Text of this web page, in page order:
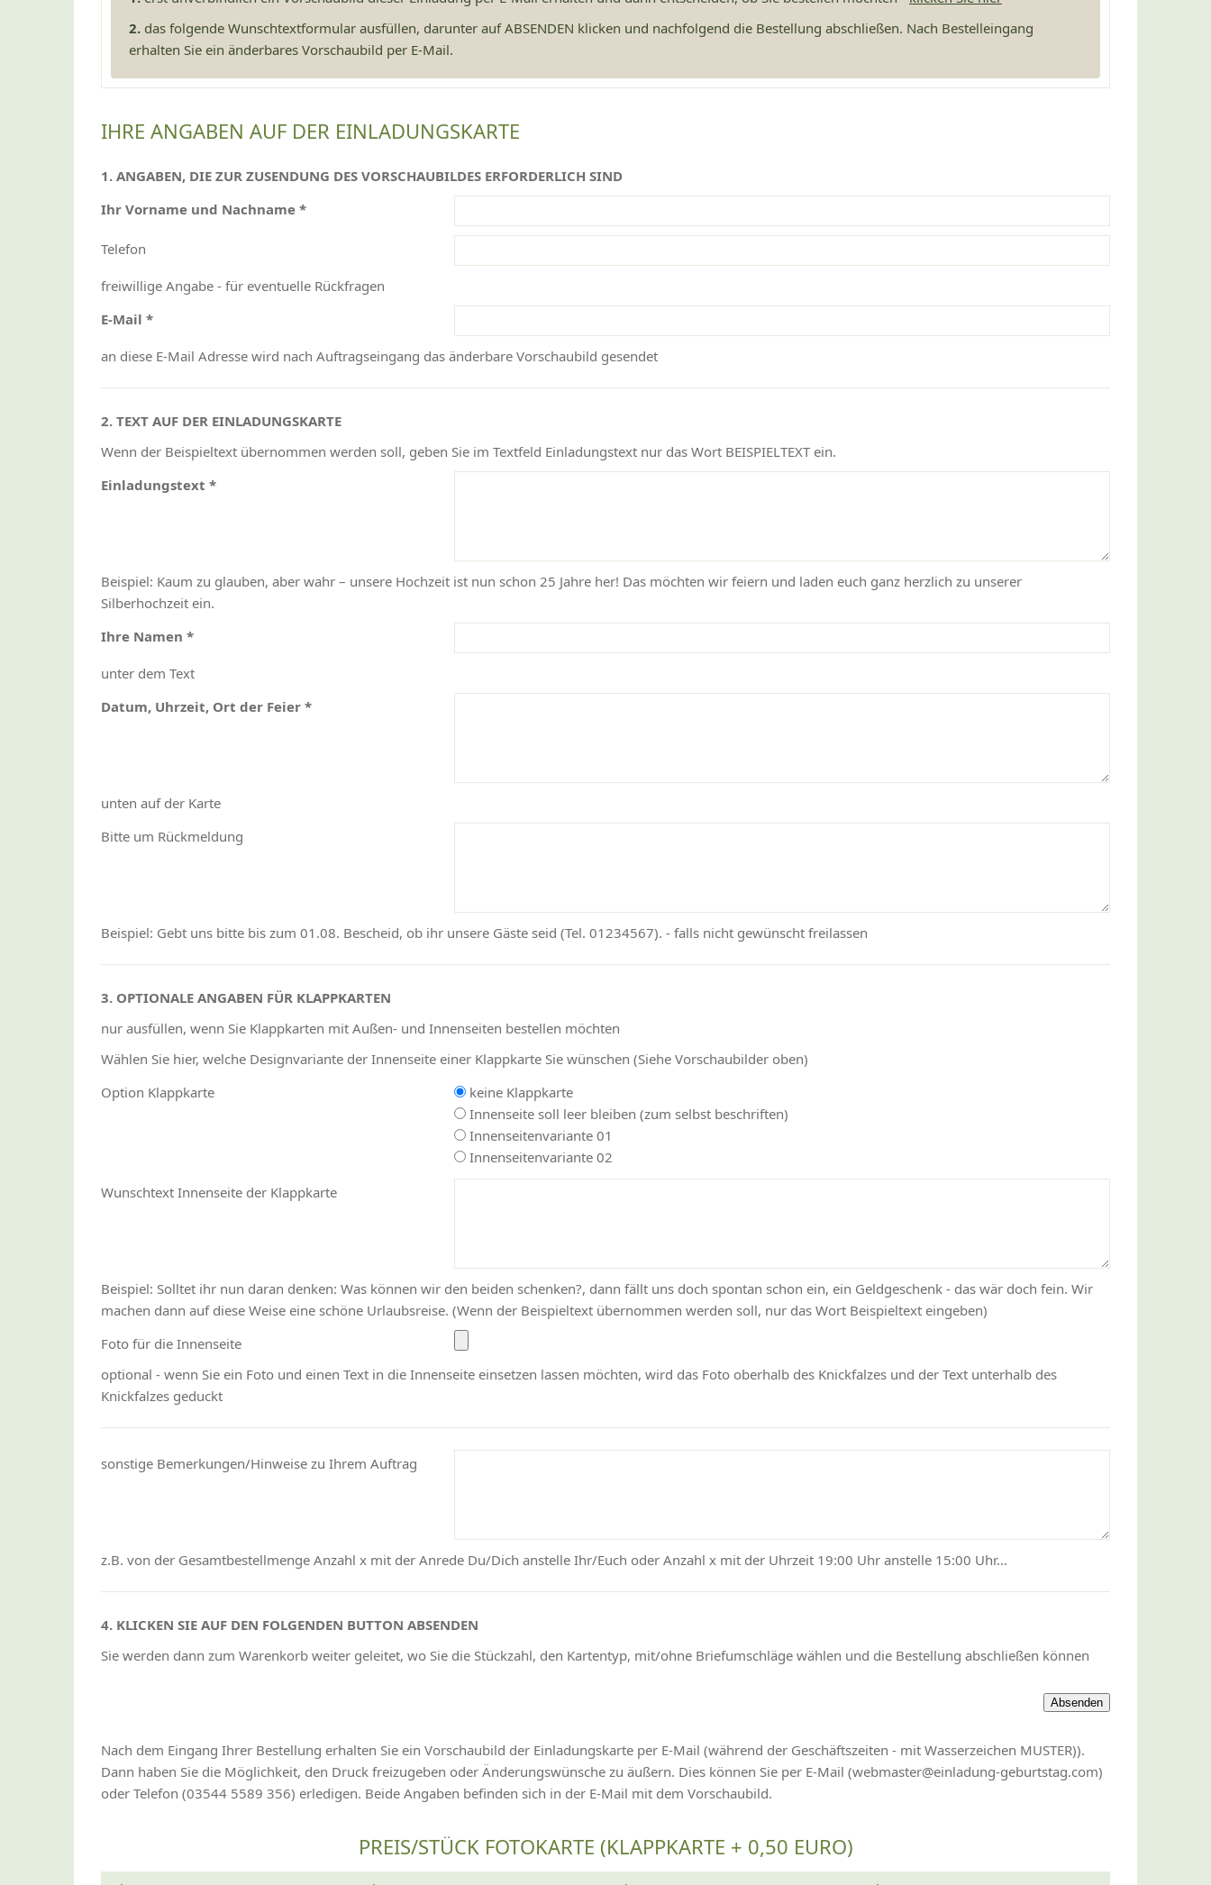
2. das folgende Wunschtextformular ausfüllen, darunter auf ABSENDEN klicken und nachfolgend die Bestellung abschließen. Nach Bestelleingang
erhalten Sie ein änderbares Vorschaubild per E-Mail.
IHRE ANGABEN AUF DER EINLADUNGSKARTE
1. ANGABEN, DIE ZUR ZUSENDUNG DES VORSCHAUBILDES ERFORDERLICH SIND
Ihr Vorname und Nachname *
Telefon
freiwillige Angabe - für eventuelle Rückfragen
E-Mail *
an diese E-Mail Adresse wird nach Auftragseingang das änderbare Vorschaubild gesendet
2. TEXT AUF DER EINLADUNGSKARTE
Wenn der Beispieltext übernommen werden soll, geben Sie im Textfeld Einladungstext nur das Wort BEISPIELTEXT ein.
Einladungstext *
Beispiel: Kaum zu glauben, aber wahr – unsere Hochzeit ist nun schon 25 Jahre her! Das möchten wir feiern und laden euch ganz herzlich zu unserer
Silberhochzeit ein.
Ihre Namen *
unter dem Text
Datum, Uhrzeit, Ort der Feier *
unten auf der Karte
Bitte um Rückmeldung
Beispiel: Gebt uns bitte bis zum 01.08. Bescheid, ob ihr unsere Gäste seid (Tel. 01234567). - falls nicht gewünscht freilassen
3. OPTIONALE ANGABEN FÜR KLAPPKARTEN
nur ausfüllen, wenn Sie Klappkarten mit Außen- und Innenseiten bestellen möchten
Wählen Sie hier, welche Designvariante der Innenseite einer Klappkarte Sie wünschen (Siehe Vorschaubilder oben)
Option Klappkarte
keine Klappkarte
Innenseite soll leer bleiben (zum selbst beschriften)
Innenseitenvariante 01
Innenseitenvariante 02
Wunschtext Innenseite der Klappkarte
Beispiel: Solltet ihr nun daran denken: Was können wir den beiden schenken?, dann fällt uns doch spontan schon ein, ein Geldgeschenk - das wär doch fein. Wir
machen dann auf diese Weise eine schöne Urlaubsreise. (Wenn der Beispieltext übernommen werden soll, nur das Wort Beispieltext eingeben)
Foto für die Innenseite
optional - wenn Sie ein Foto und einen Text in die Innenseite einsetzen lassen möchten, wird das Foto oberhalb des Knickfalzes und der Text unterhalb des
Knickfalzes geduckt
sonstige Bemerkungen/Hinweise zu Ihrem Auftrag
z.B. von der Gesamtbestellmenge Anzahl x mit der Anrede Du/Dich anstelle Ihr/Euch oder Anzahl x mit der Uhrzeit 19:00 Uhr anstelle 15:00 Uhr...
4. KLICKEN SIE AUF DEN FOLGENDEN BUTTON ABSENDEN
Sie werden dann zum Warenkorb weiter geleitet, wo Sie die Stückzahl, den Kartentyp, mit/ohne Briefumschläge wählen und die Bestellung abschließen können
Nach dem Eingang Ihrer Bestellung erhalten Sie ein Vorschaubild der Einladungskarte per E-Mail (während der Geschäftszeiten - mit Wasserzeichen MUSTER)).
Dann haben Sie die Möglichkeit, den Druck freizugeben oder Änderungswünsche zu äußern. Dies können Sie per E-Mail (webmaster@einladung-geburtstag.com)
oder Telefon (03544 5589 356) erledigen. Beide Angaben befinden sich in der E-Mail mit dem Vorschaubild.
PREIS/STÜCK FOTOKARTE (KLAPPKARTE + 0,50 EURO)